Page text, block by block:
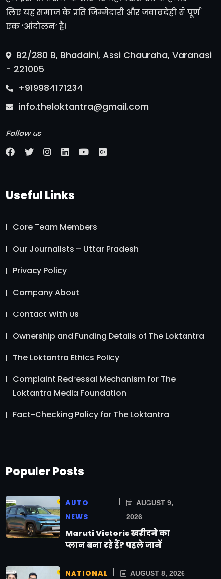
लिए यह समाज के प्रति जिम्मेदारी और जवाबदेही से पूर्ण
एक ‘आंदोलन’ है।
B2/280 B, Bhadaini, Assi Chauraha, Varanasi
- 221005
+919984171234
info.theloktantra@gmail.com
Follow us
Useful Links
Core Team Members
Our Journalists – Uttar Pradesh
Privacy Policy
Company About
Contact With Us
Ownership and Funding Details of The Loktantra
The Loktantra Ethics Policy
Complaint Redressal Mechanism for The
Loktantra Media Foundation
Fact-Checking Policy for The Loktantra
Populer Posts
AUTO
NEWS
AUGUST 9,
2026
Maruti Victoris खरीदने का
प्लान बना रहे हैं? पहले जानें
NATIONAL AUGUST 8, 2026